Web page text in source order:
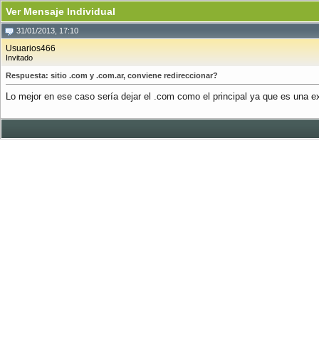
Ver Mensaje Individual
31/01/2013, 17:10
Usuarios466
Invitado
Respuesta: sitio .com y .com.ar, conviene redireccionar?
Lo mejor en ese caso sería dejar el .com como el principal ya que es una